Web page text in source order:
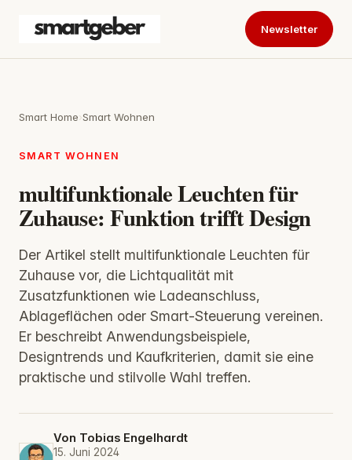
Newsletter
Smart Home›Smart Wohnen
SMART WOHNEN
multifunktionale Leuchten für
Zuhause: Funktion trifft Design
Der Artikel stellt multifunktionale Leuchten für
Zuhause vor, die Lichtqualität mit
Zusatzfunktionen wie Ladeanschluss,
Ablageflächen oder Smart‑Steuerung vereinen.
Er beschreibt Anwendungsbeispiele,
Designtrends und Kaufkriterien, damit sie eine
praktische und stilvolle Wahl treffen.
Von Tobias Engelhardt
15. Juni 2024